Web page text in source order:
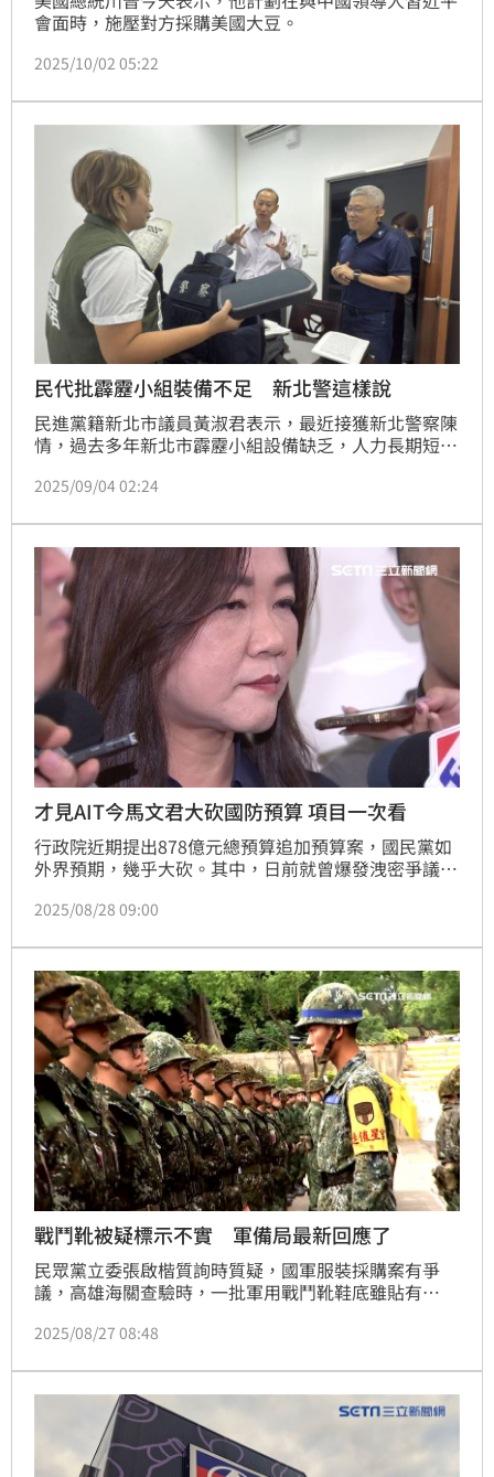
會面時，施壓對方採購美國大豆。
2025/10/02 05:22
民代批霹靂小組裝備不足 新北警這樣說
民進黨籍新北市議員黃淑君表示，最近接獲新北警察陳
情，過去多年新北市霹靂小組設備缺乏，人力長期短
時，都會事前寫下遺囑，而地方員警設備匱乏多時，多
新北市長侯友宜，換了位置換了腦袋！新北市警局回
應，特殊任務警力人力運作正常，外勤員警所配發的防
彈衣、防彈盾牌、頭盔等，均由警政署統一採購，並通
過美國國家級抗彈測試
2025/09/04 02:24
才見AIT今馬文君大砍國防預算 項目一次看
行政院近期提出878億元總預算追加預算案，國民黨如
外界預期，幾乎大砍。其中，日前就曾爆發洩密爭議的
日提案大刪國防部追加預算，內容洋洋灑灑相當多頁，
2025/08/28 09:00
戰鬥靴被疑標示不實 軍備局最新回應了
民眾黨立委張啟楷質詢時質疑，國軍服裝採購案有爭
議，高雄海關查驗時，一批軍用戰鬥靴鞋底雖貼有
疑過程有偽標的狀況。對此，今（27）日晚間軍備局生
進入最後的驗收。
2025/08/27 08:48